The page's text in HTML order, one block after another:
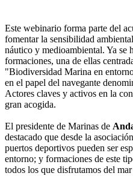
Este webinario forma parte del
fomentar la sensibilidad
náutico y medioambiental. Ya se
formaciones, una de ellas
"Biodiversidad Marina en
en el papel del navegante
Actores claves y activos en la
gran acogida.
El presidente de Marinas de
destacado que desde la
puertos deportivos pueden ser
entorno; y formaciones de este
todos los que disfrutamos del